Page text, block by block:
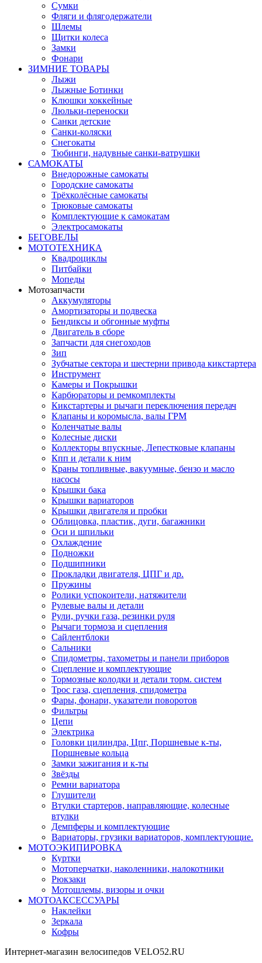
Сумки
Фляги и флягодержатели
Шлемы
Щитки колеса
Замки
Фонари
ЗИМНИЕ ТОВАРЫ
Лыжи
Лыжные Ботинки
Клюшки хоккейные
Люльки-переноски
Санки детские
Санки-коляски
Снегокаты
Тюбинги, надувные санки-ватрушки
САМОКАТЫ
Внедорожные самокаты
Городские самокаты
Трёхколёсные самокаты
Трюковые самокаты
Комплектующие к самокатам
Электросамокаты
БЕГОВЕЛЫ
МОТОТЕХНИКА
Квадроциклы
Питбайки
Мопеды
Мотозапчасти
Аккумуляторы
Амортизаторы и подвеска
Бендиксы и обгонные муфты
Двигатель в сборе
Запчасти для снегоходов
Зип
Зубчатые сектора и шестерни привода кикстартера
Инструмент
Камеры и Покрышки
Карбюраторы и ремкомплекты
Кикстартеры и рычаги переключения передач
Клапаны и коромысла, валы ГРМ
Коленчатые валы
Колесные диски
Коллекторы впускные, Лепестковые клапаны
Кпп и детали к ним
Краны топливные, вакуумные, бензо и масло
насосы
Крышки бака
Крышки вариаторов
Крышки двигателя и пробки
Облицовка, пластик, дуги, багажники
Оси и шпильки
Охлаждение
Подножки
Подшипники
Прокладки двигателя, ЦПГ и др.
Пружины
Ролики успокоители, натяжители
Рулевые валы и детали
Рули, ручки газа, резинки руля
Рычаги тормоза и сцепления
Сайлентблоки
Сальники
Спидометры, тахометры и панели приборов
Сцепление и комплектующие
Тормозные колодки и детали торм. систем
Трос газа, сцепления, спидометра
Фары, фонари, указатели поворотов
Фильтры
Цепи
Электрика
Головки цилиндра, Цпг, Поршневые к-ты,
Поршневые кольца
Замки зажигания и к-ты
Звёзды
Ремни вариатора
Глушители
Втулки стартеров, направляющие, колесные
втулки
Демпферы и комплектующие
Вариаторы, грузики вариаторов, комплектующие.
МОТОЭКИПИРОВКА
Куртки
Мотоперчатки, наколенники, налокотники
Рюкзаки
Мотошлемы, визоры и очки
МОТОАКСЕССУАРЫ
Наклейки
Зеркала
Кофры
Интернет-магазин велосипедов VELO52.RU